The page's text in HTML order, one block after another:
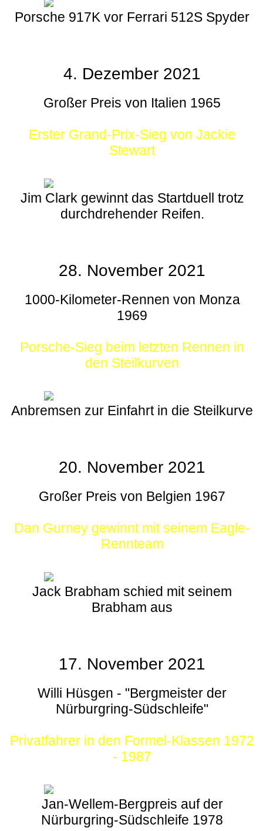
Porsche 917K vor Ferrari 512S Spyder
4. Dezember 2021
Großer Preis von Italien 1965
Erster Grand-Prix-Sieg von Jackie
Stewart
Jim Clark gewinnt das Startduell trotz
durchdrehender Reifen.
28. November 2021
1000-Kilometer-Rennen von Monza
1969
Porsche-Sieg beim letzten Rennen in
den Steilkurven
Anbremsen zur Einfahrt in die Steilkurve
20. November 2021
Großer Preis von Belgien 1967
Dan Gurney gewinnt mit seinem Eagle-
Rennteam
Jack Brabham schied mit seinem
Brabham aus
17. November 2021
Willi Hüsgen - "Bergmeister der
Nürburgring-Südschleife"
Privatfahrer in den Formel-Klassen 1972
- 1987
Jan-Wellem-Bergpreis auf der
Nürburgring-Südschleife 1978